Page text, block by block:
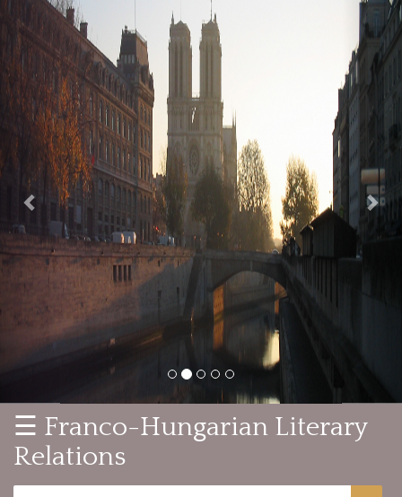
Previous
☰ Franco-Hungarian Literary
Relations